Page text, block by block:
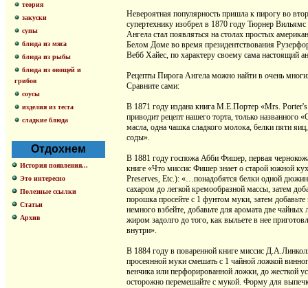
теория
закуски
супы
блюда из мяса
блюда из рыбы
блюда из овощей и
грибов
соусы
изделия из теста
сладкие блюда
Отдохнем
История появления...
Это интересно
Полезные ссылки
Статьи
Архив
Невероятная популярность пришла к пирогу во
супертехнику изобрел в 1870 году Тюрнер
Ангела стал появляться на столах простых
Белом Доме во время президентствования
Вебб Хайес, по характеру своему сама настоящий
Рецепты Пирога Ангела можно найти в очень
Сравните сами:
В 1871 году издана книга М.Е.Портер «Mrs.
приводит рецепт нашего торта, только
масла, одна чашка сладкого молока, белки пяти
соды».
В 1881 году госпожа Абби Фишер, первая
книге «Что миссис Фишер знает о старой южной
Preserves, Etc.): «…понадобятся белки одной
сахаром до легкой кремообразной массы, затем
порошка просейте с 1 фунтом муки, затем
немного взбейте, добавьте для аромата две
жиром задолго до того, как выльете в нее
внутри».
В 1884 году в поваренной книге миссис
просеянной муки смешать с 1 чайной ложкой
венчика или перфорированной ложки, до жесткой
осторожно перемешайте с мукой. Форму для